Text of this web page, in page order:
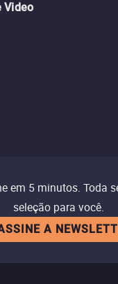
Video
em 5 minutos. Toda
seleção para você.
A